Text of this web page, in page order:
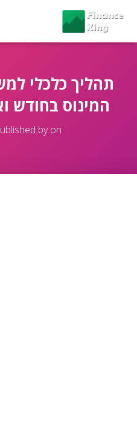
תהליך כלכלי
המינוס בחודש
byon